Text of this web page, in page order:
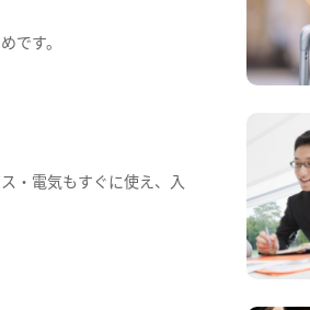
です。
・電気もすぐに使え、入